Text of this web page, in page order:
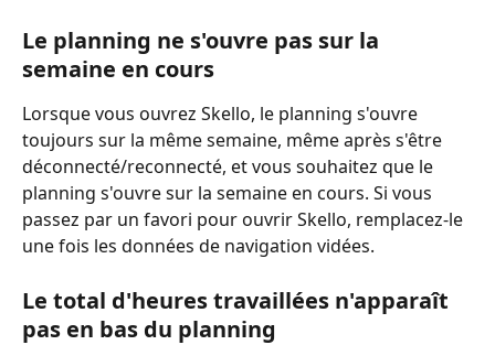
Le planning ne s'ouvre pas sur la
semaine en cours
Lorsque vous ouvrez Skello, le planning s'ouvre
toujours sur la même semaine, même après s'être
déconnecté/reconnecté, et vous souhaitez que le
planning s'ouvre sur la semaine en cours. Si vous
passez par un favori pour ouvrir Skello, remplacez-le
une fois les données de navigation vidées.
Le total d'heures travaillées n'apparaît
pas en bas du planning